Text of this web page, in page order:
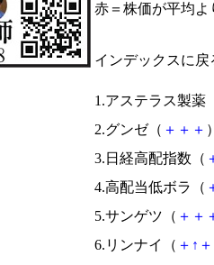
赤＝株価が平均
インデックスに戻
1.アステラス製薬
2.グンゼ（ ＋ ＋ ＋
3.日経高配指数（
4.高配当低ボラ（
5.サンゲツ（ ＋ ＋
6.リンナイ（ ＋ ↑ ＋